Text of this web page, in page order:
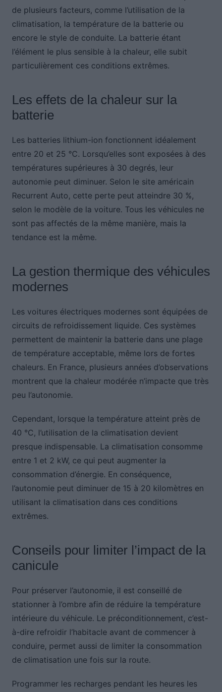
de plusieurs facteurs, comme l’utilisation de la
climatisation, la température de la batterie ou
encore le style de conduite. La batterie étant
l’élément le plus sensible à la chaleur, elle subit
particulièrement ces conditions extrêmes.
Les effets de la chaleur sur la
batterie
Les batteries lithium-ion fonctionnent idéalement
entre 20 et 25 °C. Lorsqu’elles sont exposées à des
températures supérieures à 30 degrés, leur
autonomie peut diminuer. Selon le site américain
Recurrent Auto, cette perte peut atteindre 30 %,
selon le modèle de la voiture. Tous les véhicules ne
sont pas affectés de la même manière, mais la
tendance est la même.
La gestion thermique des véhicules
modernes
Les voitures électriques modernes sont équipées de
circuits de refroidissement liquide. Ces systèmes
permettent de maintenir la batterie dans une plage
de température acceptable, même lors de fortes
chaleurs. En France, plusieurs années d’observations
montrent que la chaleur modérée n’impacte que très
peu l’autonomie.
Cependant, lorsque la température atteint près de
40 °C, l’utilisation de la climatisation devient
presque indispensable. La climatisation consomme
entre 1 et 2 kW, ce qui peut augmenter la
consommation d’énergie. En conséquence,
l’autonomie peut diminuer de 15 à 20 kilomètres en
utilisant la climatisation dans ces conditions
extrêmes.
Conseils pour limiter l’impact de la
canicule
Pour préserver l’autonomie, il est conseillé de
stationner à l’ombre afin de réduire la température
intérieure du véhicule. Le préconditionnement, c’est-
à-dire refroidir l’habitacle avant de commencer à
conduire, permet aussi de limiter la consommation
de climatisation une fois sur la route.
Programmer les recharges pendant les heures les